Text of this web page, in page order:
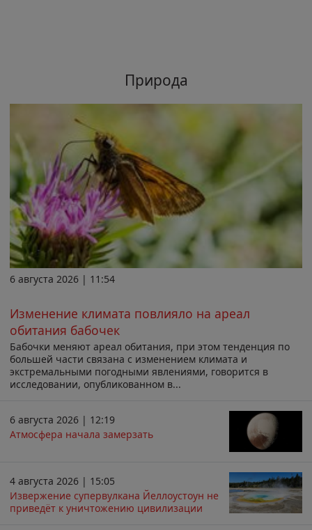
Природа
6 августа 2026 | 11:54
Изменение климата повлияло на ареал
обитания бабочек
Бабочки меняют ареал обитания, при этом тенденция по
большей части связана с изменением климата и
экстремальными погодными явлениями, говорится в
исследовании, опубликованном в...
6 августа 2026 | 12:19
Атмосфера начала замерзать
4 августа 2026 | 15:05
Извержение супервулкана Йеллоустоун не
приведёт к уничтожению цивилизации